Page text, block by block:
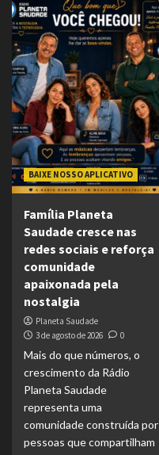
BAIXE NOSSO APLICATIVO
Família Planeta
Saudade cresce nas
redes sociais e reforça
comunidade
apaixonada pela
nostalgia
Planeta Saudade
3 de agosto de 2026
0
Mais do que números, o
crescimento da Rádio
Planeta Saudade
representa uma
comunidade construída por
pessoas que compartilham